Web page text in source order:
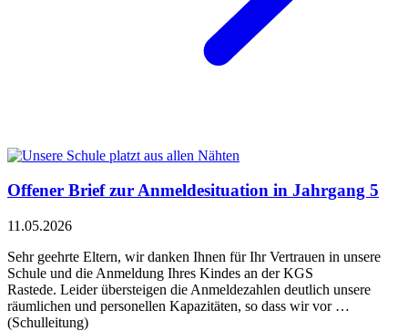
Offener Brief zur Anmeldesituation in Jahrgang 5
11.05.2026
Sehr geehrte Eltern, wir danken Ihnen für Ihr Vertrauen in unsere
Schule und die Anmeldung Ihres Kindes an der KGS
Rastede. Leider übersteigen die Anmeldezahlen deutlich unsere
räumlichen und personellen Kapazitäten, so dass wir vor …
(Schulleitung)